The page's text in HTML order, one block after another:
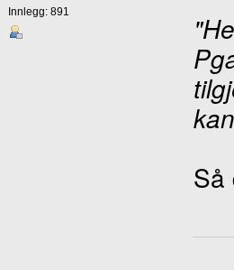
Innlegg: 891
Så